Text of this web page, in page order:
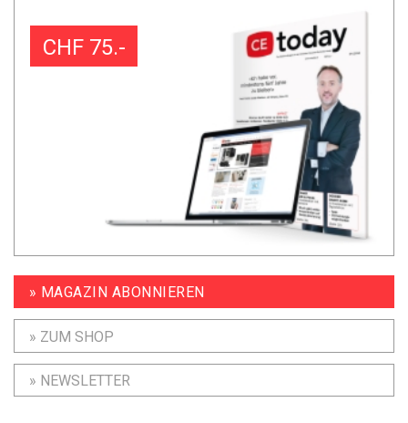
CHF 75.-
» MAGAZIN ABONNIEREN
» ZUM SHOP
» NEWSLETTER